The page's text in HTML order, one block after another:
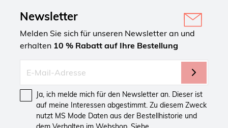
Newsletter
Melden Sie sich für unseren Newsletter an und
erhalten 10 % Rabatt auf Ihre Bestellung
Ja, ich melde mich für den Newsletter an. Dieser ist
auf meine Interessen abgestimmt. Zu diesem Zweck
nutzt MS Mode Daten aus der Bestellhistorie und